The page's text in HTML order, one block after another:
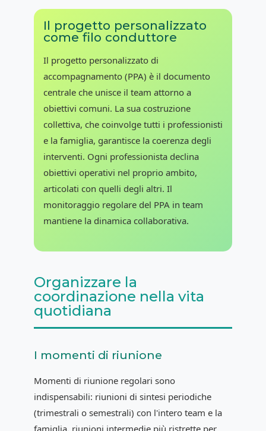
Il progetto personalizzato
come filo conduttore
Il progetto personalizzato di
accompagnamento (PPA) è il documento
centrale che unisce il team attorno a
obiettivi comuni. La sua costruzione
collettiva, che coinvolge tutti i professionisti
e la famiglia, garantisce la coerenza degli
interventi. Ogni professionista declina
obiettivi operativi nel proprio ambito,
articolati con quelli degli altri. Il
monitoraggio regolare del PPA in team
mantiene la dinamica collaborativa.
Organizzare la
coordinazione nella vita
quotidiana
I momenti di riunione
Momenti di riunione regolari sono
indispensabili: riunioni di sintesi periodiche
(trimestrali o semestrali) con l'intero team e la
famiglia, riunioni intermedie più ristrette per